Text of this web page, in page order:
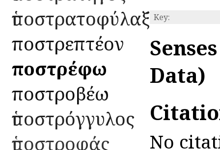
ὑποστρατοφύλαξ
ὑποστρεπτέον
ὑποστρέφω
ὑποστροβέω
ὑποστρόγγυλος
ὑποστροφάς
Key:
Data)
No